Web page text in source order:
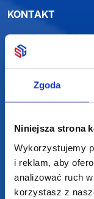
Zgoda
Niniejsza strona
Wykorzystujemy
i reklam, aby
analizować ruch
korzystasz z
KONTAKT
+48 601 072 064
Zapraszamy do
od poniedziałku do
Dołącz do nas na